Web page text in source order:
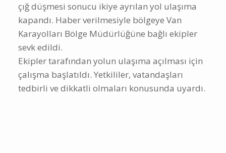
çığ düşmesi sonucu ikiye ayrılan yol ulaşıma
kapandı. Haber verilmesiyle bölgeye Van
Karayolları Bölge Müdürlüğüne bağlı ekipler
sevk edildi.
Ekipler tarafından yolun ulaşıma açılması için
çalışma başlatıldı. Yetkililer, vatandaşları
tedbirli ve dikkatli olmaları konusunda uyardı.